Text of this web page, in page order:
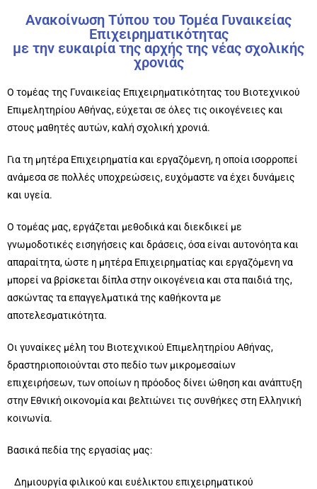
Ανακοίνωση Τύπου του Τομέα Γυναικείας
Επιχειρηματικότητας
με την ευκαιρία της αρχής της νέας σχολικής
χρονιάς
Ο τομέας της Γυναικείας Επιχειρηματικότητας του Βιοτεχνικού
Επιμελητηρίου Αθήνας, εύχεται σε όλες τις οικογένειες και
στους μαθητές αυτών, καλή σχολική χρονιά.
Για τη μητέρα Επιχειρηματία και εργαζόμενη, η οποία ισορροπεί
ανάμεσα σε πολλές υποχρεώσεις, ευχόμαστε να έχει δυνάμεις
και υγεία.
Ο τομέας μας, εργάζεται μεθοδικά και διεκδικεί με
γνωμοδοτικές εισηγήσεις και δράσεις, όσα είναι αυτονόητα και
απαραίτητα, ώστε η μητέρα Επιχειρηματίας και εργαζόμενη να
μπορεί να βρίσκεται δίπλα στην οικογένεια και στα παιδιά της,
ασκώντας τα επαγγελματικά της καθήκοντα με
αποτελεσματικότητα.
Οι γυναίκες μέλη του Βιοτεχνικού Επιμελητηρίου Αθήνας,
δραστηριοποιούνται στο πεδίο των μικρομεσαίων
επιχειρήσεων, των οποίων η πρόοδος δίνει ώθηση και ανάπτυξη
στην Εθνική οικονομία και βελτιώνει τις συνθήκες στη Ελληνική
κοινωνία.
Βασικά πεδία της εργασίας μας:
Δημιουργία φιλικού και ευέλικτου επιχειρηματικού